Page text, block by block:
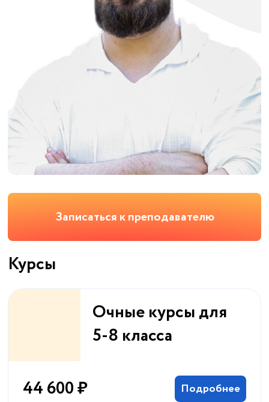
Записаться к преподавателю
Курсы
Очные курсы для
5-8 класса
44 600 ₽ Подробнее